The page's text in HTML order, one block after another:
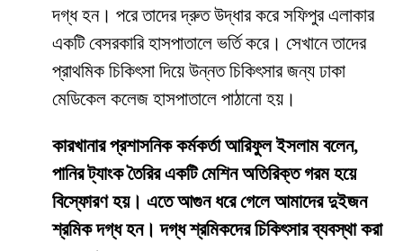
দগ্ধ হন। পরে তাদের দ্রুত উদ্ধার করে সফিপুর এলাকার
একটি বেসরকারি হাসপাতালে ভর্তি করে। সেখানে তাদের
প্রাথমিক চিকিৎসা দিয়ে উন্নত চিকিৎসার জন্য ঢাকা
মেডিকেল কলেজ হাসপাতালে পাঠানো হয়।
কারখানার প্রশাসনিক কর্মকর্তা আরিফুল ইসলাম বলেন,
পানির ট্যাংক তৈরির একটি মেশিন অতিরিক্ত গরম হয়ে
বিস্ফোরণ হয়। এতে আগুন ধরে গেলে আমাদের দুইজন
শ্রমিক দগ্ধ হন। দগ্ধ শ্রমিকদের চিকিৎসার ব্যবস্থা করা